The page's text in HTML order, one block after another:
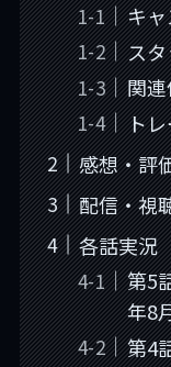
キ
ス
関
ト
感想・評
配信・視
各話実況
第5
年8
第4